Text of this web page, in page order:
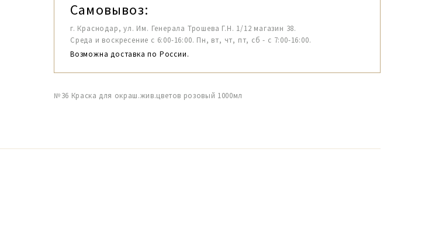
Самовывоз:
г. Краснодар, ул. Им. Генерала Трошева Г.Н. 1/12 магазин 38.
Среда и воскресение с 6:00-16:00. Пн, вт, чт, пт, сб - с 7:00-16:00.
Возможна доставка по России.
№36 Краска для окраш.жив.цветов розовый 1000мл